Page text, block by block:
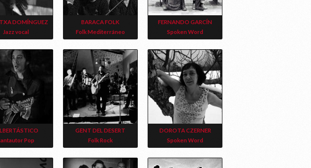
DOMÍNGUEZ
Jazz vocal
BARACA FOLK
Folk Mediterráneo
FERNANDO GARCÍN
Spoken Word
Pop
GENT DEL DESERT
Folk Rock
DOROTA CZERNER
Spoken Word